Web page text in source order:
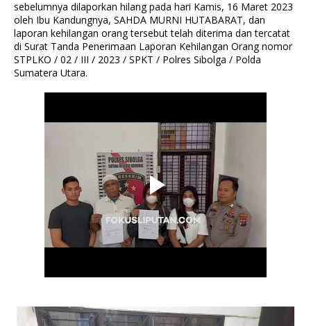
sebelumnya dilaporkan hilang pada hari Kamis, 16 Maret 2023
oleh Ibu Kandungnya, SAHDA MURNI HUTABARAT, dan
laporan kehilangan orang tersebut telah diterima dan tercatat
di Surat Tanda Penerimaan Laporan Kehilangan Orang nomor
STPLKO / 02 / III / 2023 / SPKT / Polres Sibolga / Polda
Sumatera Utara.